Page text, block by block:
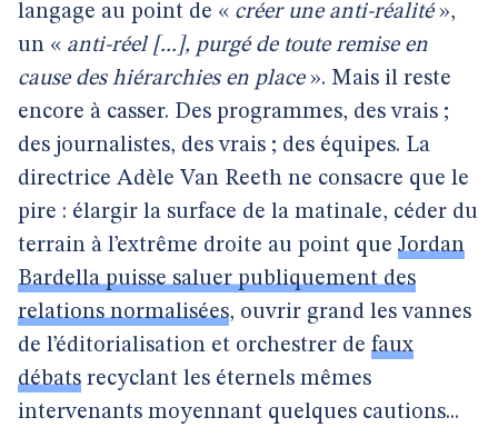
langage au point de « créer une anti-réalité»,
un « anti-réel [...], purgé de toute remise en
cause des hiérarchies en place». Mais il reste
encore à casser. Des programmes, des vrais ;
des journalistes, des vrais ; des équipes. La
directrice Adèle Van Reeth ne consacre que le
pire : élargir la surface de la matinale, céder du
terrain à l’extrême droite au point que Jordan
Bardella puisse saluer publiquement des
relations normalisées, ouvrir grand les vannes
de l’éditorialisation et orchestrer de faux
débats recyclant les éternels mêmes
intervenants moyennant quelques cautions...